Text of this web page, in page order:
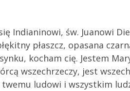
Indianinowi, św. Juanowi
płaszcz, opasana
kocham cię. Jestem
wszechrzeczy, jest
ludowi i wszystkim